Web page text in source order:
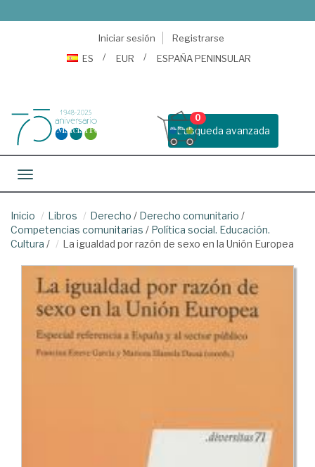
Iniciar sesión
Registrarse
ES
EUR ESPAÑA PENINSULAR
Busqueda avanzada
0
Toggle navigation
Inicio Libros Derecho / Derecho comunitario /
Competencias comunitarias / Política social. Educación.
Cultura / La igualdad por razón de sexo en la Unión Europea